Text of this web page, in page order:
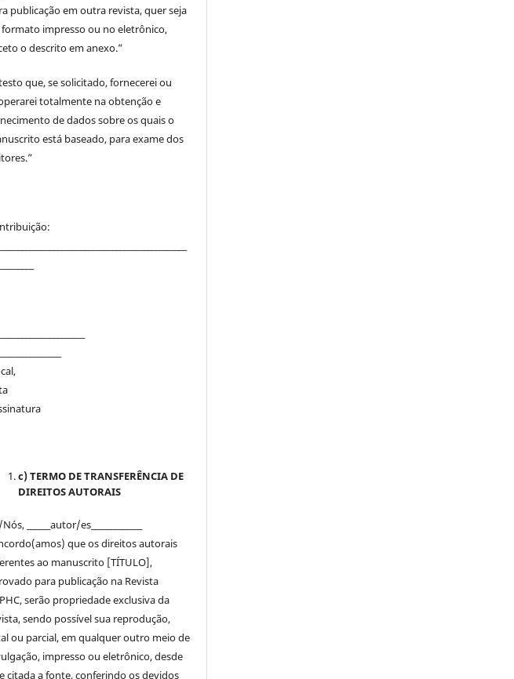
publicação em outra revista, quer seja
impresso ou no eletrônico,
o descrito em anexo.”
que, se solicitado, fornecerei ou
totalmente na obtenção e
de dados sobre os quais o
está baseado, para exame dos
c) TERMO DE TRANSFERÊNCIA DE
DIREITOS AUTORAIS
______autor/es_____________
que os direitos autorais
ao manuscrito [TÍTULO],
para publicação na Revista
serão propriedade exclusiva da
sendo possível sua reprodução,
ou parcial, em qualquer outro meio de
impresso ou eletrônico, desde
citada a fonte, conferindo os devidos